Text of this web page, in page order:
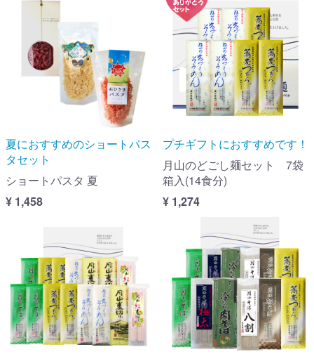
夏におすすめのショートパス
タセット
ショートパスタ 夏
¥ 1,458
プチギフトにおすすめです！
月山のどごし麺セット 7袋
箱入(14食分)
¥ 1,274